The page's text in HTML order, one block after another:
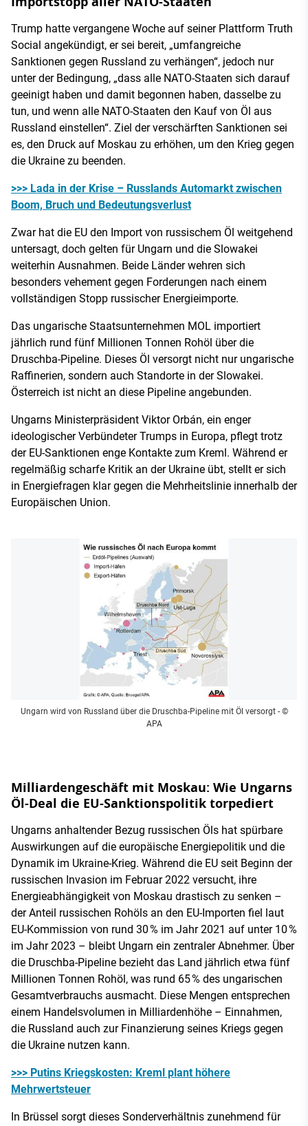
Trump hatte vergangene Woche auf seiner Plattform Truth
Social angekündigt, er sei bereit, „umfangreiche
Sanktionen gegen Russland zu verhängen“, jedoch nur
unter der Bedingung, „dass alle NATO-Staaten sich darauf
geeinigt haben und damit begonnen haben, dasselbe zu
tun, und wenn alle NATO-Staaten den Kauf von Öl aus
Russland einstellen“. Ziel der verschärften Sanktionen sei
es, den Druck auf Moskau zu erhöhen, um den Krieg gegen
die Ukraine zu beenden.
>>> Lada in der Krise – Russlands Automarkt zwischen
Boom, Bruch und Bedeutungsverlust
Zwar hat die EU den Import von russischem Öl weitgehend
untersagt, doch gelten für Ungarn und die Slowakei
weiterhin Ausnahmen. Beide Länder wehren sich
besonders vehement gegen Forderungen nach einem
vollständigen Stopp russischer Energieimporte.
Das ungarische Staatsunternehmen MOL importiert
jährlich rund fünf Millionen Tonnen Rohöl über die
Druschba-Pipeline. Dieses Öl versorgt nicht nur ungarische
Raffinerien, sondern auch Standorte in der Slowakei.
Österreich ist nicht an diese Pipeline angebunden.
Ungarns Ministerpräsident Viktor Orbán, ein enger
ideologischer Verbündeter Trumps in Europa, pflegt trotz
der EU-Sanktionen enge Kontakte zum Kreml. Während er
regelmäßig scharfe Kritik an der Ukraine übt, stellt er sich
in Energiefragen klar gegen die Mehrheitslinie innerhalb der
Europäischen Union.
Ungarn wird von Russland über die Druschba-Pipeline mit Öl versorgt- ©
APA
Milliardengeschäft mit Moskau: Wie Ungarns
Öl-Deal die EU-Sanktionspolitik torpediert
Ungarns anhaltender Bezug russischen Öls hat spürbare
Auswirkungen auf die europäische Energiepolitik und die
Dynamik im Ukraine-Krieg. Während die EU seit Beginn der
russischen Invasion im Februar 2022 versucht, ihre
Energieabhängigkeit von Moskau drastisch zu senken –
der Anteil russischen Rohöls an den EU-Importen fiel laut
EU-Kommission von rund 30 % im Jahr 2021 auf unter 10 %
im Jahr 2023 – bleibt Ungarn ein zentraler Abnehmer. Über
die Druschba-Pipeline bezieht das Land jährlich etwa fünf
Millionen Tonnen Rohöl, was rund 65 % des ungarischen
Gesamtverbrauchs ausmacht. Diese Mengen entsprechen
einem Handelsvolumen in Milliardenhöhe – Einnahmen,
die Russland auch zur Finanzierung seines Kriegs gegen
die Ukraine nutzen kann.
>>> Putins Kriegskosten: Kreml plant höhere
Mehrwertsteuer
In Brüssel sorgt dieses Sonderverhältnis zunehmend für